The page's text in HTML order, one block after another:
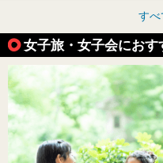
すべ
女子旅・女子会におす